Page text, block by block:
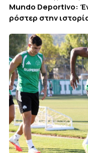
Mundo Deportivo:
ρόστερ στην